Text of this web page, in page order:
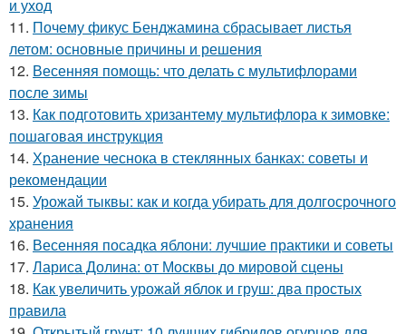
и уход
11. Почему фикус Бенджамина сбрасывает листья
летом: основные причины и решения
12. Весенняя помощь: что делать с мультифлорами
после зимы
13. Как подготовить хризантему мультифлора к зимовке:
пошаговая инструкция
14. Хранение чеснока в стеклянных банках: советы и
рекомендации
15. Урожай тыквы: как и когда убирать для долгосрочного
хранения
16. Весенняя посадка яблони: лучшие практики и советы
17. Лариса Долина: от Москвы до мировой сцены
18. Как увеличить урожай яблок и груш: два простых
правила